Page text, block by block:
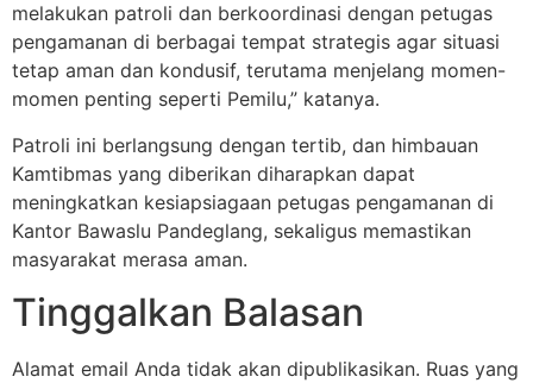
melakukan patroli dan berkoordinasi dengan petugas
pengamanan di berbagai tempat strategis agar situasi
tetap aman dan kondusif, terutama menjelang momen-
momen penting seperti Pemilu,” katanya.
Patroli ini berlangsung dengan tertib, dan himbauan
Kamtibmas yang diberikan diharapkan dapat
meningkatkan kesiapsiagaan petugas pengamanan di
Kantor Bawaslu Pandeglang, sekaligus memastikan
masyarakat merasa aman.
Tinggalkan Balasan
Alamat email Anda tidak akan dipublikasikan. Ruas yang